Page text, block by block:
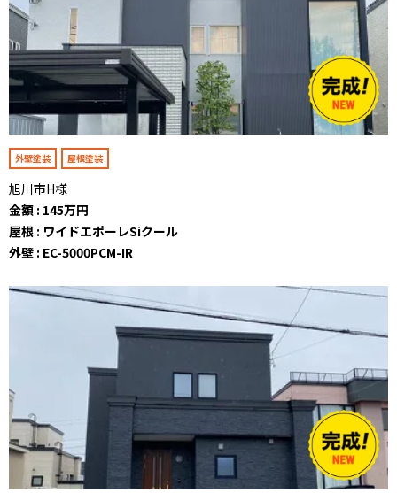
外壁塗装 屋根塗装
旭川市H様
金額 : 145万円
屋根 : ワイドエポーレSiクール
外壁 : EC-5000PCM-IR